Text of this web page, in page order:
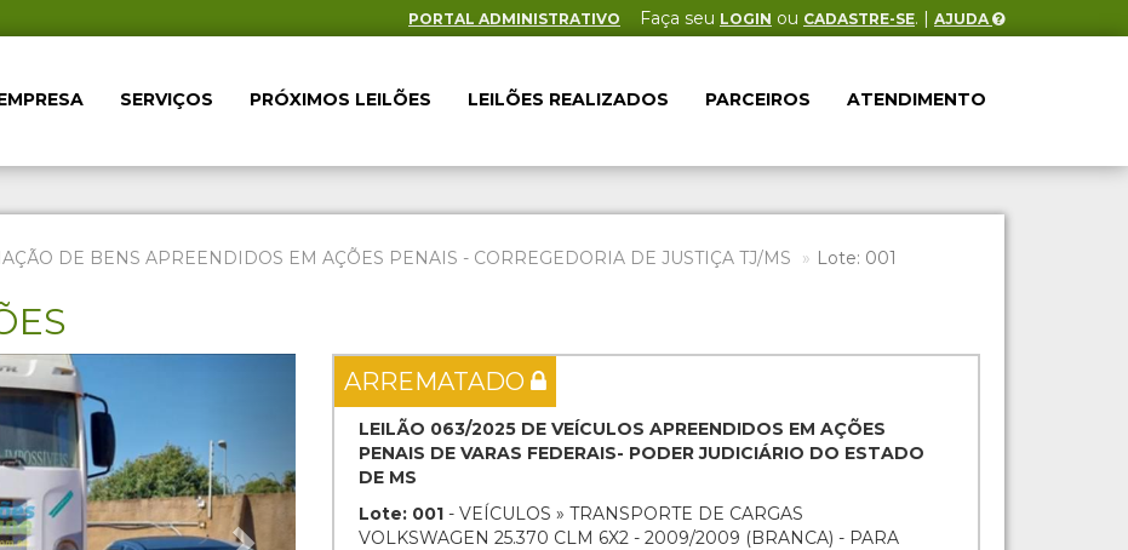
PORTAL ADMINISTRATIVO Faça seu LOGIN ou CADASTRE-SE. | AJUDA
SERVIÇOS PRÓXIMOS LEILÕES LEILÕES REALIZADOS PARCEIROS ATENDIMENTO
DE BENS APREENDIDOS EM AÇÕES PENAIS - CORREGEDORIA DE JUSTIÇA TJ/MS Lote: 001
ARREMATADO
LEILÃO 063/2025 DE VEÍCULOS APREENDIDOS EM AÇÕES
PENAIS DE VARAS FEDERAIS- PODER JUDICIÁRIO DO ESTADO
DE MS
Lote: 001 - VEÍCULOS » TRANSPORTE DE CARGAS
VOLKSWAGEN 25.370 CLM 6X2 - 2009/2009 (BRANCA) - PARA